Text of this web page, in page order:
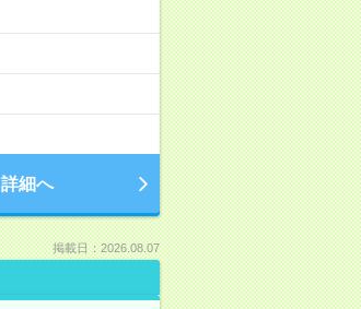
詳細へ
掲載日：2026.08.07